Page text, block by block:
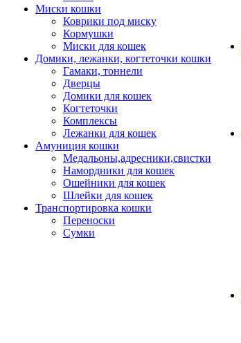
Миски кошки
Коврики под миску
Кормушки
Миски для кошек
Домики, лежанки, когтеточки кошки
Гамаки, тоннели
Дверцы
Домики для кошек
Когтеточки
Комплексы
Лежанки для кошек
Амуниция кошки
Медальоны,адресники,свистки
Намордники для кошек
Ошейники для кошек
Шлейки для кошек
Транспортировка кошки
Переноски
Сумки